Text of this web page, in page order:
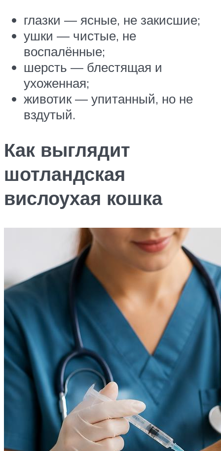
глазки — ясные, не закисшие;
ушки — чистые, не
воспалённые;
шерсть — блестящая и
ухоженная;
животик — упитанный, но не
вздутый.
Как выглядит
шотландская
вислоухая кошка